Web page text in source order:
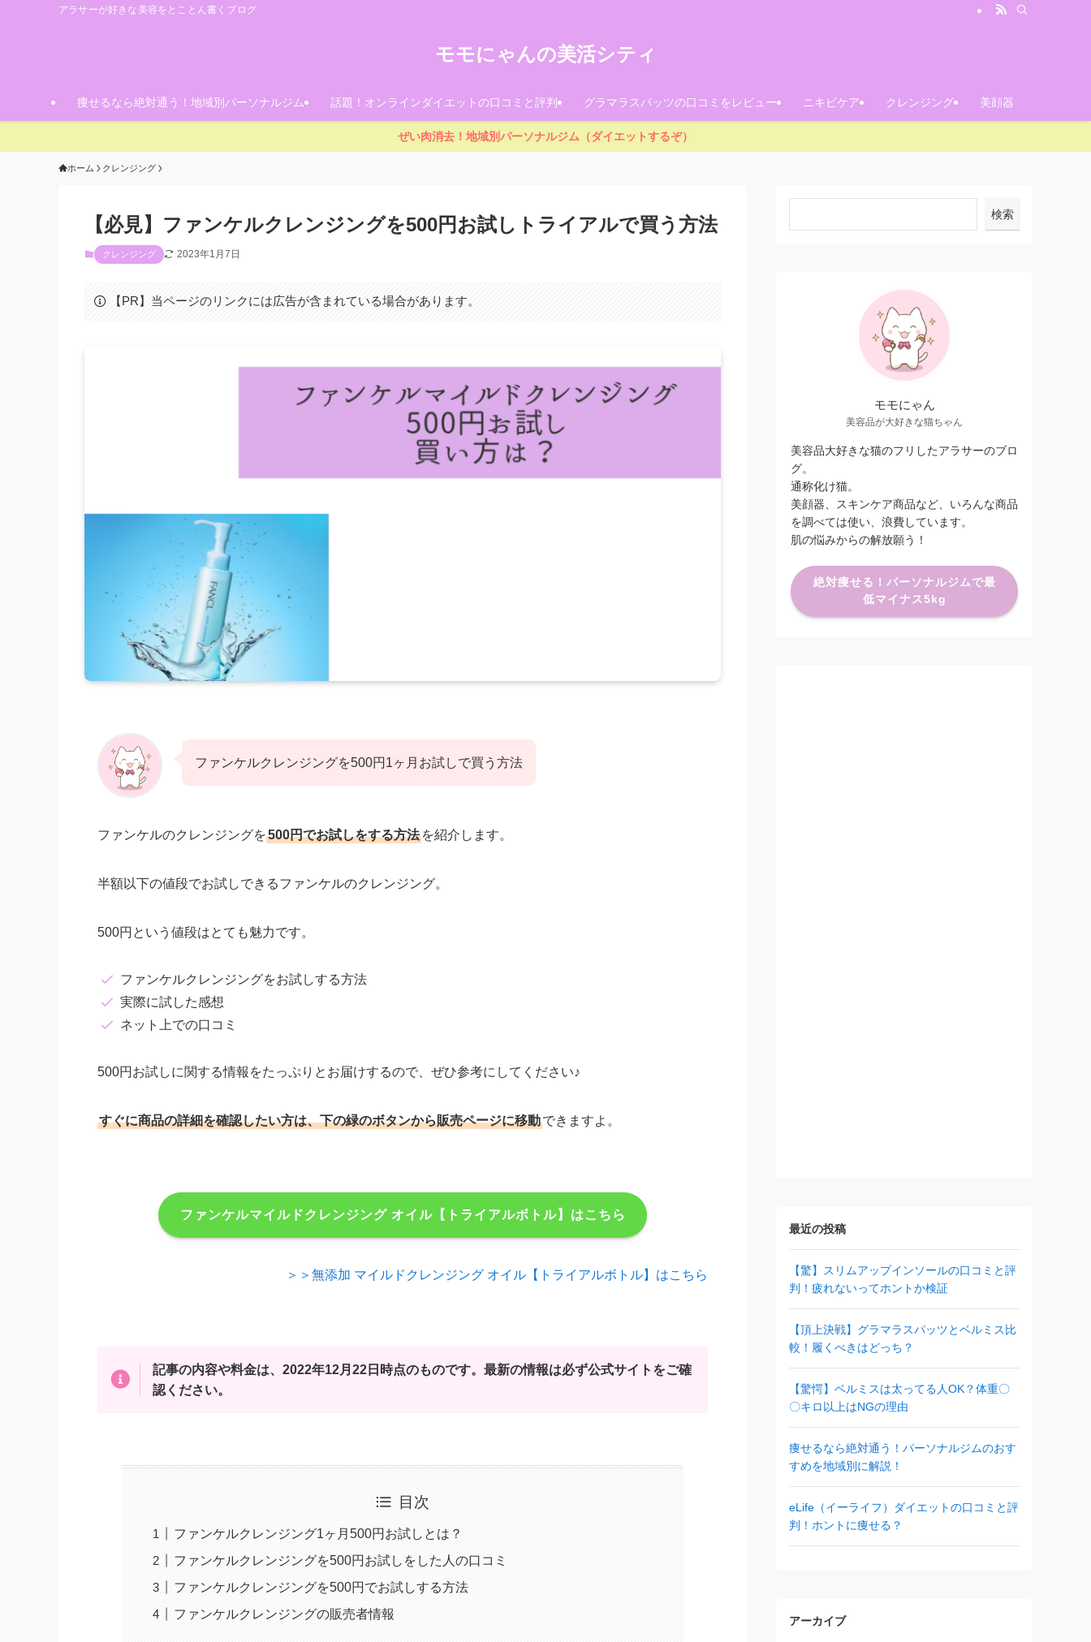
アラサーが好きな美容をとことん書くブログ
モモにゃんの美活シティ
痩せるなら絶対通う！地域別パーソナルジム 話題！オンラインダイエットの口コミと評判 グラマラスパッツの口コミをレビュー ニキビケア クレンジング 美顔器
ぜい肉消去！地域別パーソナルジム（ダイエットするぞ）
ホーム クレンジング
【必見】ファンケルクレンジングを500円お試しトライアルで買う方法
クレンジング 2023年1月7日
【PR】当ページのリンクには広告が含まれている場合があります。
ファンケルクレンジングを500円1ヶ月お試しで買う方法
ファンケルのクレンジングを500円でお試しをする方法 を紹介します。
半額以下の値段でお試しできるファンケルのクレンジング。
500円という値段はとても魅力です。
ファンケルクレンジングをお試しする方法
実際に試した感想
ネット上での口コミ
500円お試しに関する情報をたっぷりとお届けするので、ぜひ参考にしてください♪
すぐに商品の詳細を確認したい方は、下の緑のボタンから販売ページに移動できますよ。
ファンケルマイルドクレンジング オイル【トライアルボトル】はこちら
＞＞無添加 マイルドクレンジング オイル【トライアルボトル】はこちら
記事の内容や料金は、2022年12月22日時点のものです。最新の情報は必ず公式サイトをご確
認ください。
目次
ファンケルクレンジング1ヶ月500円お試しとは？
ファンケルクレンジングを500円お試しをした人の口コミ
ファンケルクレンジングを500円でお試しする方法
ファンケルクレンジングの販売者情報
検索
モモにゃん
美容品が大好きな猫ちゃん
美容品大好きな猫のフリしたアラサーのブロ
グ。
通称化け猫。
美顔器、スキンケア商品など、いろんな商品
を調べては使い、浪費しています。
肌の悩みからの解放願う！
絶対痩せる！パーソナルジムで最
低マイナス5kg
最近の投稿
【驚】スリムアップインソールの口コミと評
判！疲れないってホントか検証
【頂上決戦】グラマラスパッツとベルミス比
較！履くべきはどっち？
【驚愕】ベルミスは太ってる人OK？体重〇
〇キロ以上はNGの理由
痩せるなら絶対通う！パーソナルジムのおす
すめを地域別に解説！
eLife（イーライフ）ダイエットの口コミと評
判！ホントに痩せる？
アーカイブ